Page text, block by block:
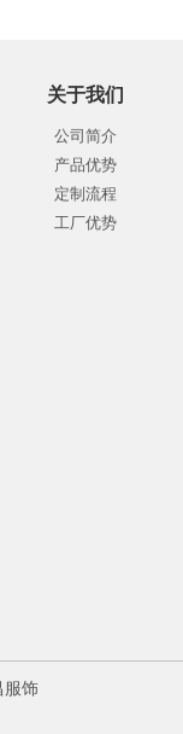
关于我们
公司简介
产品优势
定制流程
工厂优势
饰